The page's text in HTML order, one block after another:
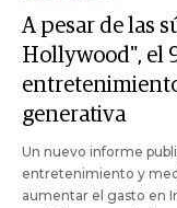
A pesar de las
Hollywood", el
generativa
Un nuevo informe
entretenimiento y
aumentar el gasto en